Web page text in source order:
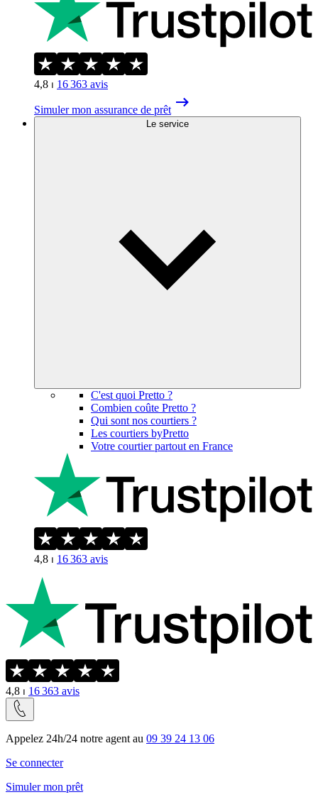
4,8 ⏐ 16 363 avis
Simuler mon assurance de prêt
Le service
C'est quoi Pretto ?
Combien coûte Pretto ?
Qui sont nos courtiers ?
Les courtiers byPretto
Votre courtier partout en France
4,8 ⏐ 16 363 avis
4,8 ⏐ 16 363 avis
Appelez 24h/24 notre agent au 09 39 24 13 06
Se connecter
Simuler mon prêt